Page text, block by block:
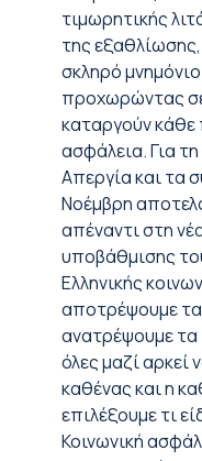
τιμωρητικής
της
σκληρό
προχωρώντας
καταργούν κάθε
ασφάλεια. Για
Απεργία και τα
Νοέμβρη
απέναντι στη
υποβάθμισης
Ελληνικής
αποτρέψουμε τα
ανατρέψουμε τα
όλες μαζί αρκεί
καθένας και η
επιλέξουμε τι
Κοινωνική